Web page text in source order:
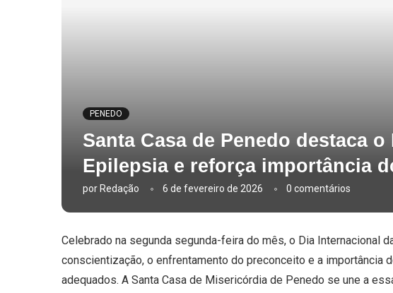
PENEDO
Santa Casa de Penedo destaca
Epilepsia e reforça importância
por Redação 6 de fevereiro de 2026 0 comentários
Celebrado na segunda segunda-feira do mês, o Dia Internacional
conscientização, o enfrentamento do preconceito e a importância
adequados. A Santa Casa de Misericórdia de Penedo se une a